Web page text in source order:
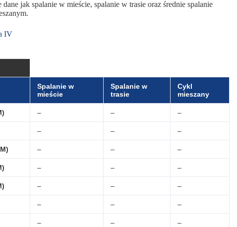
jak spalanie w mieście, spalanie w trasie oraz średnie spalanie
IV
Spalanie w
mieście
Spalanie w
trasie
Cykl
mieszany
– – –
– – –
– – –
– – –
– – –
– – –
– – –